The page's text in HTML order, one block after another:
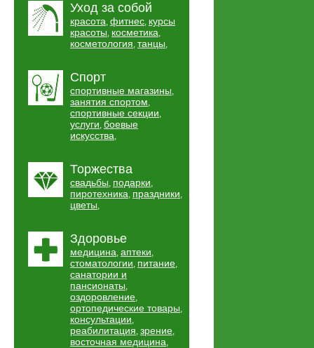
Уход за собой
красота, фитнес, курсы
красоты, косметика,
косметология, танцы,
Спорт
спортивные магазины,
занятия спортом,
спортивные секции,
услуги, боевые
искусства,
Торжества
свадьбы, подарки,
пиротехника, праздники,
цветы,
Здоровье
медицина, аптеки,
стоматологии, питание,
санатории и
пансионаты,
оздоровление,
ортопедические товары,
консультации,
реабилитация, зрение,
восточная медицина,